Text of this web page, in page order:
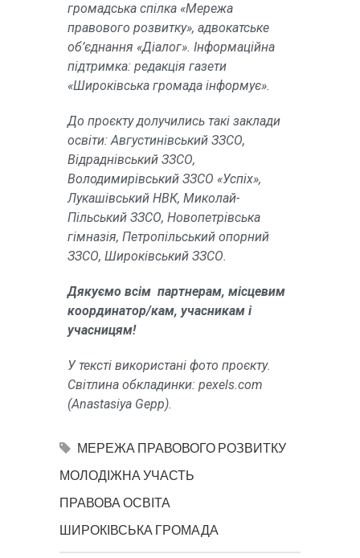
громадська спілка «Мережа
правового розвитку», адвокатське
об’єднання «Діалог». Інформаційна
підтримка: редакція газети
«Широківська громада інформує».
До проєкту долучились такі заклади
освіти: Августинівський ЗЗСО,
Відраднівський ЗЗСО,
Володимирівський ЗЗСО «Успіх»,
Лукашівський НВК, Миколай-
Пільський ЗЗСО, Новопетрівська
гімназія, Петропільський опорний
ЗЗСО, Широківський ЗЗСО.
Дякуємо всім партнерам, місцевим
координатор/кам, учасникам і
учасницям!
У тексті використані фото проєкту.
Світлина обкладинки: pexels.com
(Anastasiya Gepp).
МЕРЕЖА ПРАВОВОГО РОЗВИТКУ
МОЛОДІЖНА УЧАСТЬ
ПРАВОВА ОСВІТА
ШИРОКІВСЬКА ГРОМАДА